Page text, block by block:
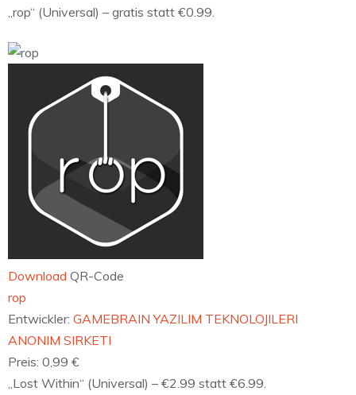
„rop“ (Universal) – gratis statt €0.99.
Download QR-Code
‎rop
Entwickler: GAMEBRAIN YAZILIM TEKNOLOJILERI
ANONIM SIRKETI
Preis: 0,99 €
„Lost Within“ (Universal) – €2.99 statt €6.99.